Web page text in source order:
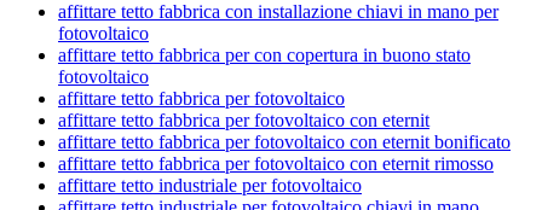
affittare tetto fabbrica con installazione chiavi in mano per
fotovoltaico
affittare tetto fabbrica per con copertura in buono stato
fotovoltaico
affittare tetto fabbrica per fotovoltaico
affittare tetto fabbrica per fotovoltaico con eternit
affittare tetto fabbrica per fotovoltaico con eternit bonificato
affittare tetto fabbrica per fotovoltaico con eternit rimosso
affittare tetto industriale per fotovoltaico